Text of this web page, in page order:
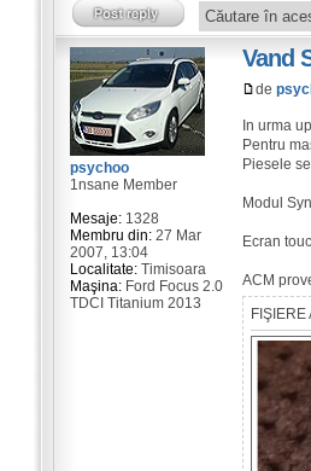
Vand
de
In urma
Pentru
Piesele
Modul
Ecran
ACM
FIŞIERE
psychoo
1nsane Member
Mesaje:1328
Membru din:27 Mar
2007, 13:04
Localitate:Timisoara
Maşina:Ford Focus 2.0
TDCI Titanium 2013